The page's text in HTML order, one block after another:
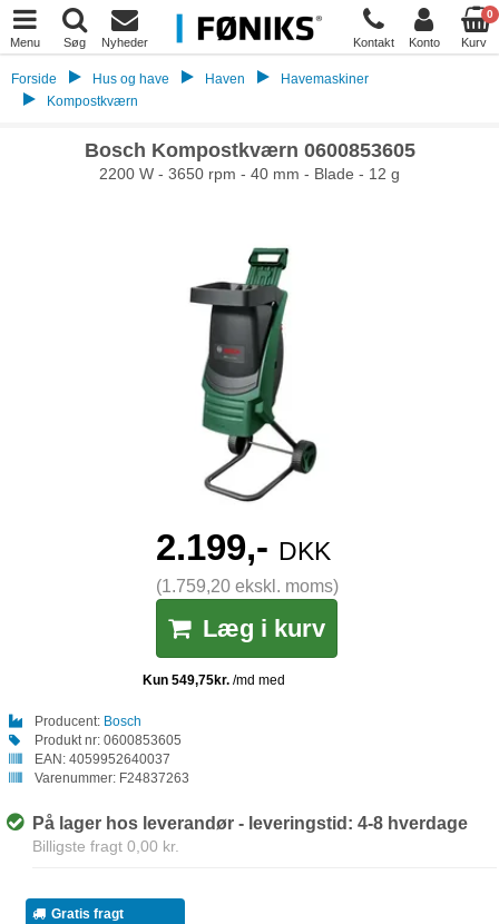
Menu Søg Nyheder Kontakt Konto
0
Kurv
Forside Hus og have Haven
Havemaskiner
Kompostkværn
Bosch Kompostkværn 0600853605
2200 W - 3650 rpm - 40 mm - Blade - 12 g
2.199,- DKK
(1.759,20 ekskl. moms)
Læg i kurv
Producent: Bosch
Produkt nr: 0600853605
EAN: 4059952640037
Varenummer: F24837263
På lager hos leverandør - leveringstid: 4-8 hverdage
Billigste fragt 0,00 kr.
Gratis fragt